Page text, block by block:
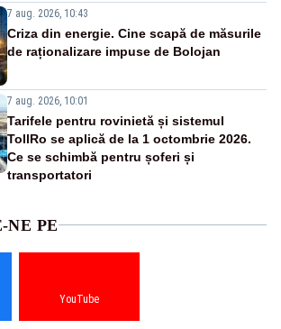
7 aug. 2026, 10:43
Criza din energie. Cine scapă de măsurile
de raționalizare impuse de Bolojan
7 aug. 2026, 10:01
Tarifele pentru rovinietă și sistemul
TollRo se aplică de la 1 octombrie 2026.
Ce se schimbă pentru șoferi și
transportatori
NE PE
YouTube